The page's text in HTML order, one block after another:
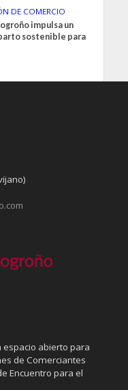
DE COMERCIO
impulsa un
sostenible para
espacio abierto para
de Comerciantes
Encuentro para el